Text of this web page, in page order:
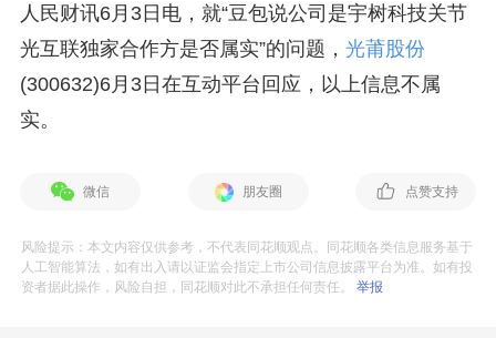
人民财讯6月3日电，就“豆包说公司是宇树科技关节
光互联独家合作方是否属实”的问题， 光莆股份
(300632)6月3日在互动平台回应，以上信息不属
实。
微信 朋友圈 点赞支持
风险提示：本文内容仅供参考，不代表同花顺观点。同花顺各类信息服务基于
人工智能算法，如有出入请以证监会指定上市公司信息披露平台为准。如有投
资者据此操作，风险自担，同花顺对此不承担任何责任。举报